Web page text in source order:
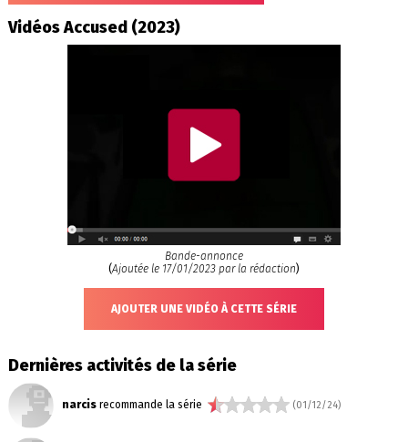
Vidéos Accused (2023)
Bande-annonce
(Ajoutée le 17/01/2023 par la rédaction)
AJOUTER UNE VIDÉO À CETTE SÉRIE
Dernières activités de la série
narcisrecommande la série (01/12/24)